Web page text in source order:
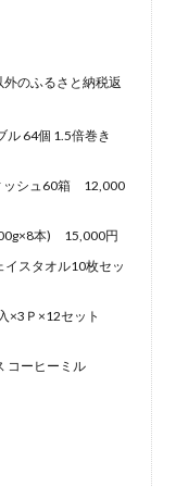
のふるさと納税返
ル 64個 1.5倍巻き
ッシュ60箱 12,000
本) 15,000円
イスタオル10枚セッ
×3Ｐ×12セット
コーヒーミル